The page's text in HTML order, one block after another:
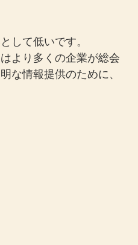
して低いです。
より多くの企業が総会
な情報提供のために、